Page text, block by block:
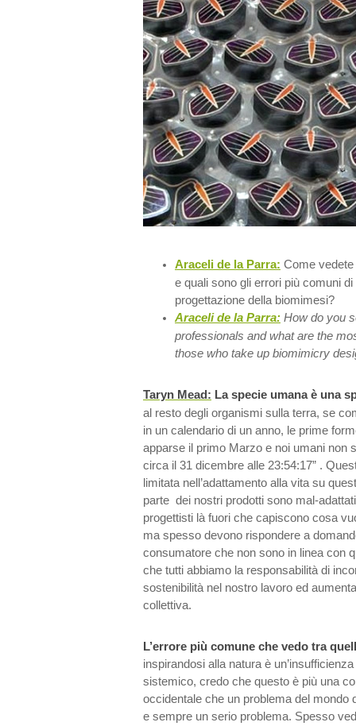
Araceli de la Parra: Come
e quali sono gli errori più comuni
progettazione della biomimesi?
Araceli de la Parra: How do you
professionals and what are the
those who take up biomimicry
Taryn Mead: La specie umana è una
al resto degli organismi sulla terra, se
in un calendario di un anno, le prime
apparse il primo Marzo e noi umani non
circa il 31 dicembre alle 23:54:17” .
limitata nell’adattamento alla vita su
parte dei nostri prodotti sono mal-
progettisti là fuori che capiscono cosa
ma spesso devono rispondere a
consumatore che non sono in linea con
che tutti abbiamo la responsabilità di
sostenibilità nel nostro lavoro ed
collettiva.
L’errore più comune che vedo tra
inspirandosi alla natura è
sistemico, credo che questo è più una
occidentale che un problema del mondo
e sempre un serio problema. Spesso